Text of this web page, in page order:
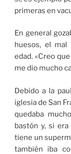
primeras en
En general
huesos, el mal
edad. «Creo
me dio mucho
Debido a la
iglesia de San
quedaba
bastón y, si
tiene un
también iba